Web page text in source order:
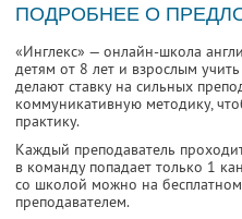
ПОДРОБНЕЕ О
«Инглекс» — онлайн-школа
детям от 8 лет и взрослым
делают ставку на сильных
коммуникативную методику,
практику.
Каждый преподаватель
в команду попадает только 1
со школой можно на
преподавателем.